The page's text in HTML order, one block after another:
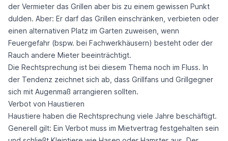
der Vermieter das Grillen aber bis zu einem gewissen Punkt
dulden. Aber: Er darf das Grillen einschränken, verbieten oder
einen alternativen Platz im Garten zuweisen, wenn
Feuergefahr (bspw. bei Fachwerkhäusern) besteht oder der
Rauch andere Mieter beeinträchtigt.
Die Rechtsprechung ist bei diesem Thema noch im Fluss. In
der Tendenz zeichnet sich ab, dass Grillfans und Grillgegner
sich mit Augenmaß arrangieren sollten.
Verbot von Haustieren
Haustiere haben die Rechtsprechung viele Jahre beschäftigt.
Generell gilt: Ein Verbot muss im Mietvertrag festgehalten sein